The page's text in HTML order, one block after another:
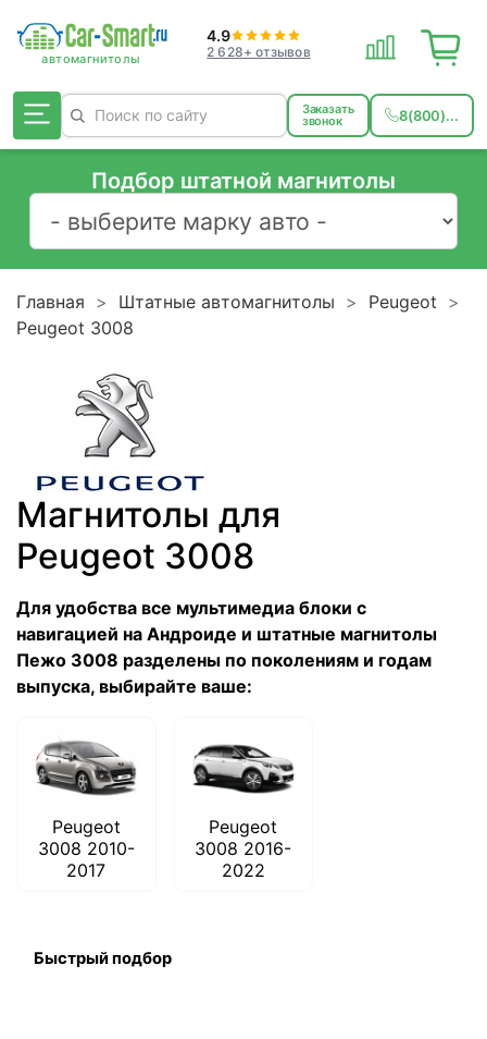
4.9
2 628+ отзывов
Заказать
звонок 8(800)...
Подбор штатной магнитолы
Главная Штатные автомагнитолы
Peugeot
Peugeot 3008
Магнитолы для
Peugeot 3008
Для удобства все мультимедиа блоки с
навигацией на Андроиде и штатные магнитолы
Пежо 3008 разделены по поколениям и годам
выпуска, выбирайте ваше:
Peugeot
3008 2010-
2017
Peugeot
3008 2016-
2022
Быстрый подбор